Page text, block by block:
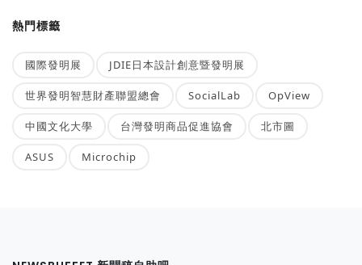
熱門標籤
國際發明展 JDIE日本設計創意暨發明展
世界發明智慧財產聯盟總會 SocialLab OpView
中國文化大學 台灣發明商品促進協會 北市圖
ASUS Microchip